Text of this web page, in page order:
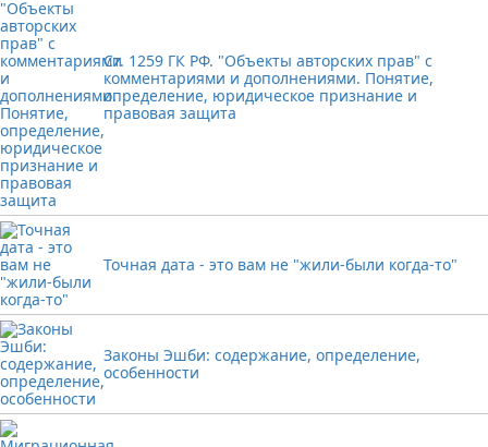
Ст. 1259 ГК РФ. "Объекты авторских прав" с
комментариями и дополнениями. Понятие,
определение, юридическое признание и
правовая защита
Точная дата - это вам не "жили-были когда-то"
Законы Эшби: содержание, определение,
особенности